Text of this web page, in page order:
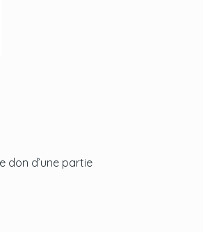
don d’une partie